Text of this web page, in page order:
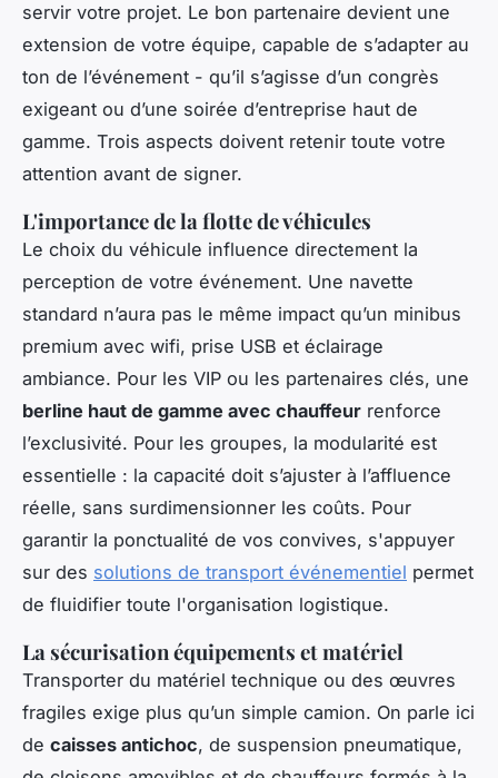
servir votre projet. Le bon partenaire devient une
extension de votre équipe, capable de s’adapter au
ton de l’événement - qu’il s’agisse d’un congrès
exigeant ou d’une soirée d’entreprise haut de
gamme. Trois aspects doivent retenir toute votre
attention avant de signer.
L'importance de la flotte de véhicules
Le choix du véhicule influence directement la
perception de votre événement. Une navette
standard n’aura pas le même impact qu’un minibus
premium avec wifi, prise USB et éclairage
ambiance. Pour les VIP ou les partenaires clés, une
berline haut de gamme avec chauffeur renforce
l’exclusivité. Pour les groupes, la modularité est
essentielle : la capacité doit s’ajuster à l’affluence
réelle, sans surdimensionner les coûts. Pour
garantir la ponctualité de vos convives, s'appuyer
sur des solutions de transport événementiel permet
de fluidifier toute l'organisation logistique.
La sécurisation équipements et matériel
Transporter du matériel technique ou des œuvres
fragiles exige plus qu’un simple camion. On parle ici
de caisses antichoc, de suspension pneumatique,